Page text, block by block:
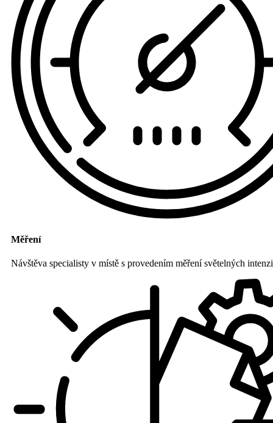
Měření
Návštěva specialisty v místě s provedením měření světelných